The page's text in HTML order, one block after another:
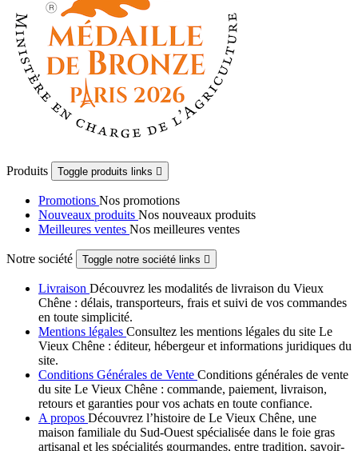
Produits Toggle produits links 
Promotions Nos promotions
Nouveaux produits Nos nouveaux produits
Meilleures ventes Nos meilleures ventes
Notre société Toggle notre société links 
Livraison Découvrez les modalités de livraison du Vieux
Chêne : délais, transporteurs, frais et suivi de vos commandes
en toute simplicité.
Mentions légales Consultez les mentions légales du site Le
Vieux Chêne : éditeur, hébergeur et informations juridiques du
site.
Conditions Générales de Vente Conditions générales de vente
du site Le Vieux Chêne : commande, paiement, livraison,
retours et garanties pour vos achats en toute confiance.
A propos Découvrez l’histoire de Le Vieux Chêne, une
maison familiale du Sud-Ouest spécialisée dans le foie gras
artisanal et les spécialités gourmandes, entre tradition, savoir-